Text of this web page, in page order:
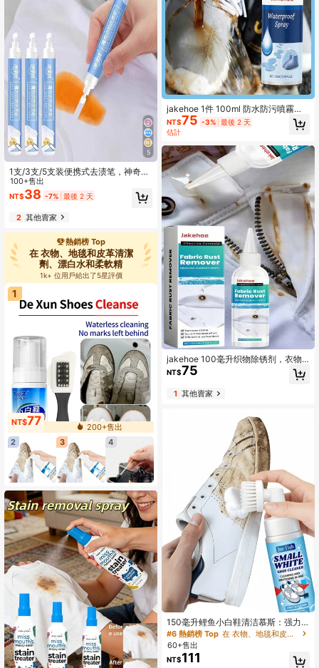
5
1支/3支/5支装便携式去渍笔，神奇去
渍笔，衣物清洁剂。衣物去渍剂，去
渍笔，速效衣物去渍剂，旅行便携装
（包装可能有所不同）
100+售出
NT$38 -7% 最後 2 天
2其他賣家
熱銷榜 Top
在 衣物、地毯和皮革清潔
劑、漂白水和柔軟精
1k+ 位用戶給出了5星評價
1
NT$77
200+售出
2
3 4
jakehoe 1件 100ml 防水防污噴霧，
鞋子防水噴霧，奈米防水防污，方便
衣物、鞋子和布料護理，適用於多種
材質，可用於衣物/鞋子和帽子/包包/
戶外裝備及其他各種用途
NT$75 -3% 最後 2 天
估計
jakehoe 100毫升织物除锈剂，衣物
清洁剂，可去除锈迹、油渍、水渍、
咖啡渍，日常清洁除锈剂
NT$75
1其他賣家
150毫升鲤鱼小白鞋清洁慕斯：强力
去污（深层溶解鞋边泛黄污渍和鞋面
顽固污渍），温和亲肤（PH值中性配
方，呵护帆布/皮革等鞋面材质），浓
稠慕斯质地（易起泡，不飞溅）
#6 熱銷榜 Top
在 衣物、地毯和皮革清潔劑、漂白水和柔軟精
60+售出
NT$111